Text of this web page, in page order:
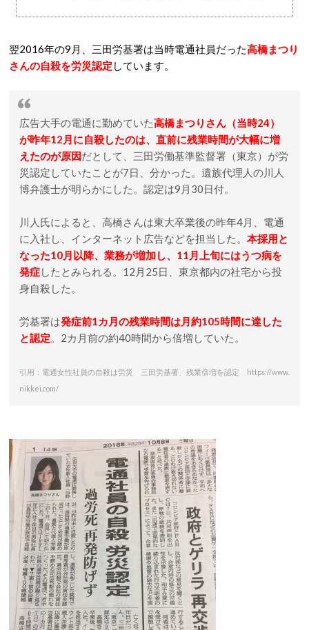
翌2016年の9月、三田労基署は当時電通社員だった高橋まつり
さんの自殺を労災認定 しています。
広告大手の電通に勤めていた高橋まつりさん（当時24）
が昨年12月に自殺したのは、直前に残業時間が大幅に増
えたのが原因だとして、三田労働基準監督署（東京）が労
災認定していたことが7日、分かった。遺族代理人の川人
博弁護士が明らかにした。認定は9月30日付。
川人氏によると、高橋さんは東大卒業後の昨年4月、電通
に入社し、インターネット広告などを担当した。 本採用と
なった10月以降、業務が増加し、11月上旬にはうつ病を
発症したとみられる。12月25日、東京都内の社宅から投
身自殺した。
労基署は発症前1カ月の残業時間は月約105時間に達した
と認定。2カ月前の約40時間から倍増していた。
引用：電通女性社員の自殺は労災 三田労基署、残業倍増を認定 https://www.
nikkei.com/